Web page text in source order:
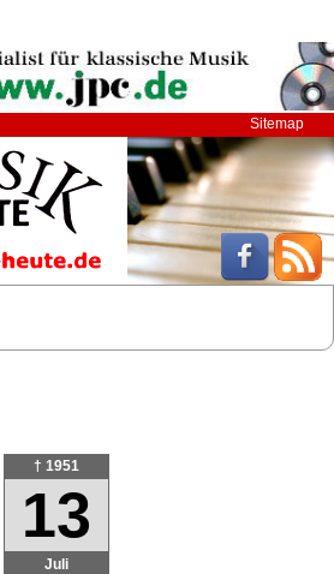
Sitemap
† 1951
13
Juli